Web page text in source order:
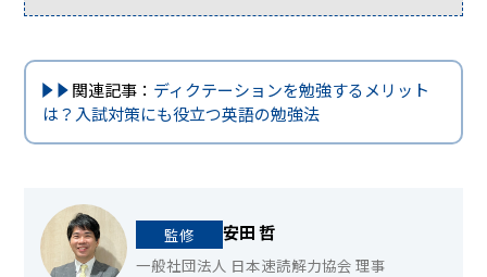
関連記事： ディクテーションを勉強するメリット
は？入試対策にも役立つ英語の勉強法
監修 安田 哲
一般社団法人 日本速読解力協会 理事